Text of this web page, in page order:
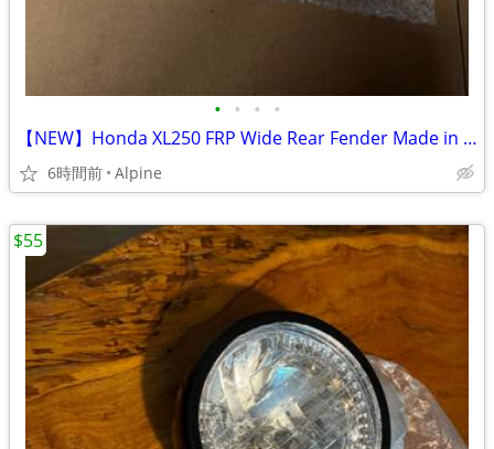
• • • •
【NEW】Honda XL250 FRP Wide Rear Fender Made in Japan
6時間前 Alpine
$55